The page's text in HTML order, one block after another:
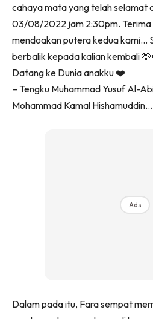
cahaya mata yang telah selamat
03/08/2022 jam 2:30pm. Terima
mendoakan putera kedua kami…
berbalik kepada kalian kembali
Datang ke Dunia anakku ❤️
– Tengku Muhammad Yusuf Al-
Mohammad Kamal Hishamuddin…
Ads
Dalam pada itu, Fara sempat